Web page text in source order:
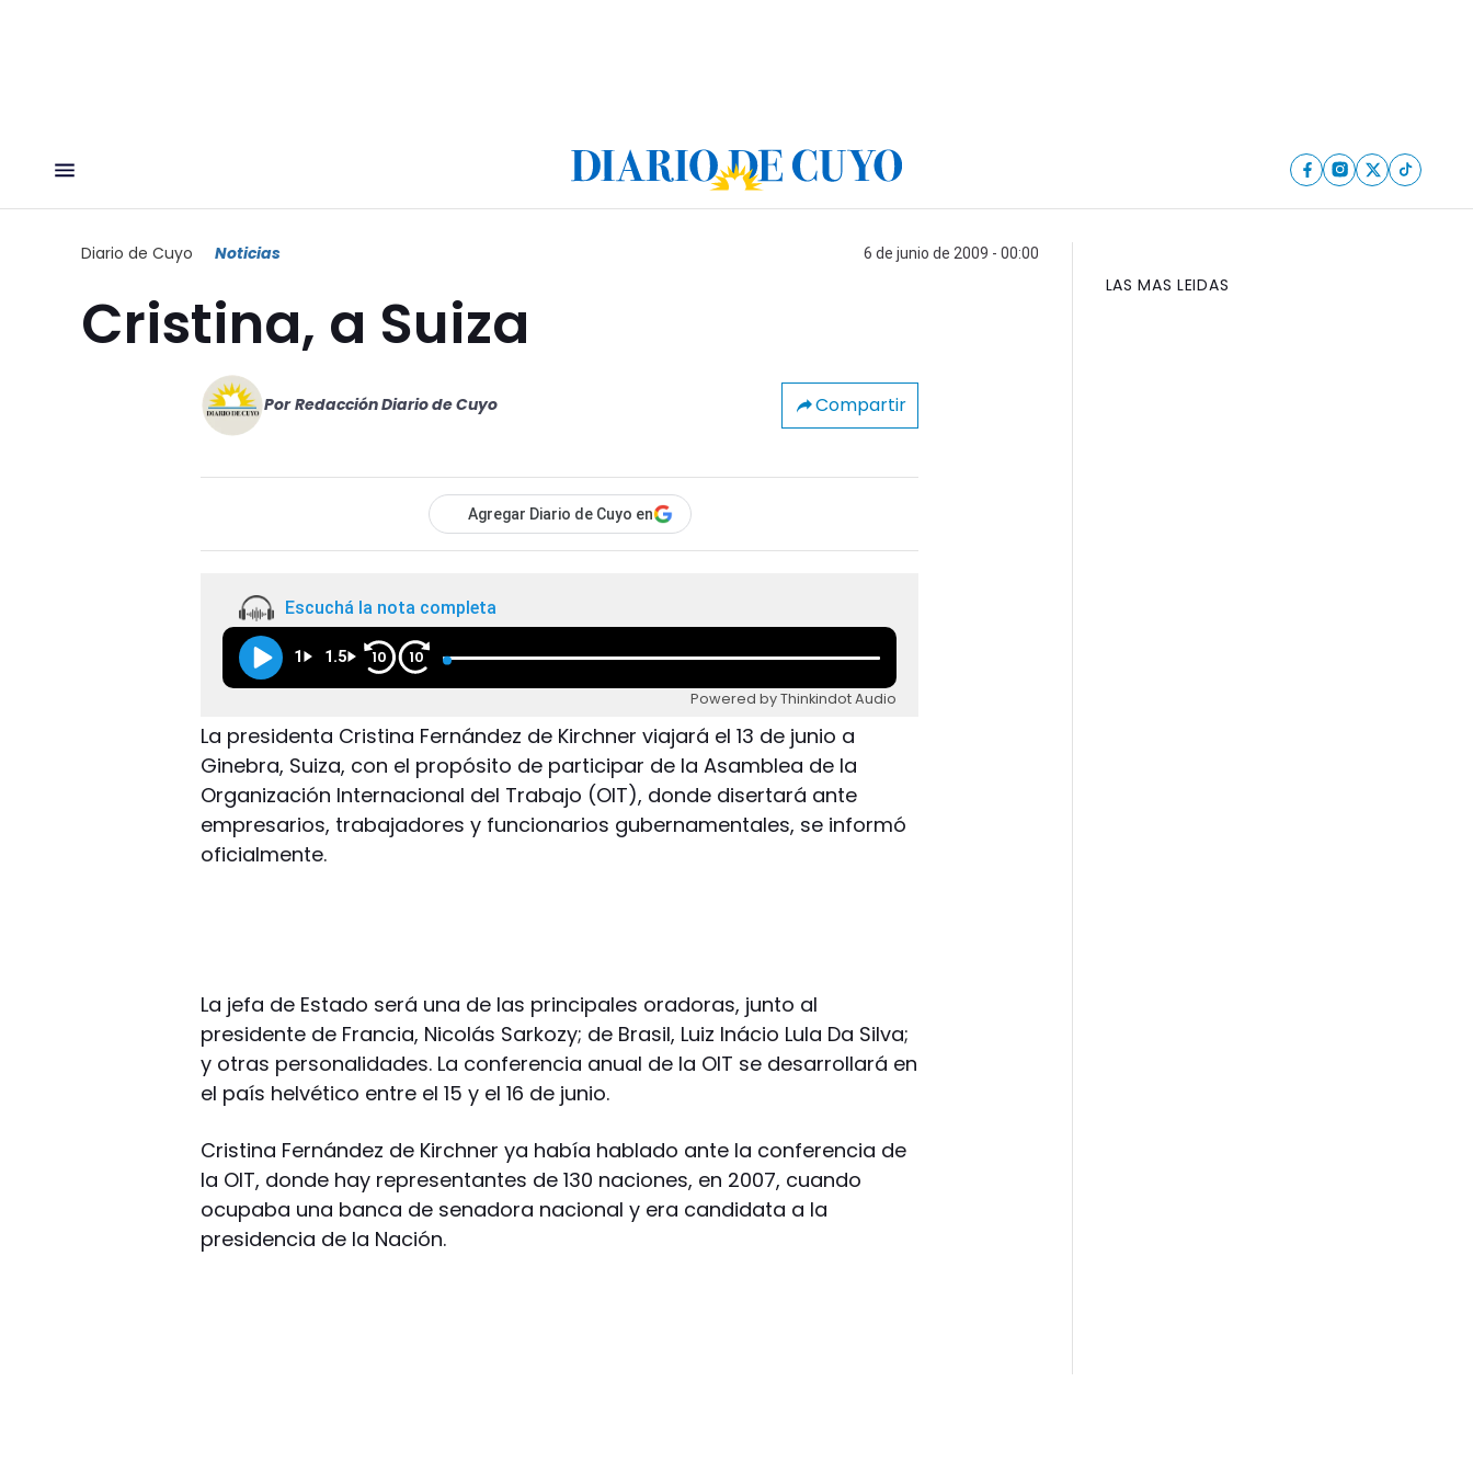
Diario de Cuyo Noticias 6 de junio de 2009 - 00:00
Cristina, a Suiza
Por Redacción Diario de Cuyo Compartir
Agregar Diario de Cuyo en
Escuchá la nota completa
1 1.5 10 10
Powered by Thinkindot Audio
La presidenta Cristina Fernández de Kirchner viajará el 13 de junio a
Ginebra, Suiza, con el propósito de participar de la Asamblea de la
Organización Internacional del Trabajo (OIT), donde disertará ante
empresarios, trabajadores y funcionarios gubernamentales, se informó
oficialmente.
La jefa de Estado será una de las principales oradoras, junto al
presidente de Francia, Nicolás Sarkozy; de Brasil, Luiz Inácio Lula Da Silva;
y otras personalidades. La conferencia anual de la OIT se desarrollará en
el país helvético entre el 15 y el 16 de junio.
Cristina Fernández de Kirchner ya había hablado ante la conferencia de
la OIT, donde hay representantes de 130 naciones, en 2007, cuando
ocupaba una banca de senadora nacional y era candidata a la
presidencia de la Nación.
LAS MAS LEIDAS